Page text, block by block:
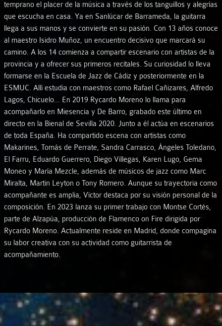
temprano el placer de la música a través de los tanguillos y alegrías
que escucha en casa. Ya en Sanlúcar de Barrameda, la guitarra
llega a sus manos y se convierte en su pasión. Con 13 años conoce
al maestro Isidro Muñoz, un encuentro decisivo que marcará su
camino. A los 14 comienza a compartir escenario con artistas de la
provincia y a ofrecer sus primeros recitales. Su curiosidad lo lleva
formarse en la Escuela de Jazz de Cádiz y posteriormente en la
ESMUC. Allí estudia con maestros como Rafael Cañizares, Alfredo
Lagos, Chicuelo… En 2019 Rycardo Moreno lo llama para
acompañarlo en Miesencia y De Barro, grabado este último en
directo en la Bienal de Sevilla 2020. Junto a él actúa en escenarios
de toda España. Ha compartido escena con artistas como
Makarines, Tomás de Perrate, Sandra Carrasco, Ángeles Toledano,
El Farru, Eduardo Guerrero, Diego Villegas, Karen Lugo, Gema
Moneo y María Mezcle, además de músicos de jazz como Marc
Miralta, Martin Leyton o Tony Romero. Aunque su trayectoria como
acompañante es amplia, Víctor destaca por su visión personal de la
composición. En 2023 lanza su primer trabajo con Montse Cortés,
parte de Alzapúa, producción de Flamenco on Fire dirigida por
Rycardo Moreno. Actualmente reside en Madrid, donde compagina
su labor creativa con su actividad como guitarrista de
acompañamiento.